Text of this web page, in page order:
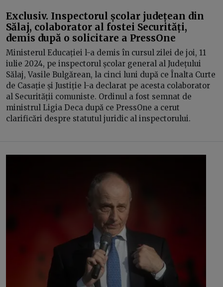
Exclusiv. Inspectorul școlar județean din
Sălaj, colaborator al fostei Securități,
demis după o solicitare a PressOne
Ministerul Educației l-a demis în cursul zilei de joi, 11
iulie 2024, pe inspectorul școlar general al Județului
Sălaj, Vasile Bulgărean, la cinci luni după ce Înalta Curte
de Casație și Justiție l-a declarat pe acesta colaborator
al Securității comuniste. Ordinul a fost semnat de
ministrul Ligia Deca după ce PressOne a cerut
clarificări despre statutul juridic al inspectorului.